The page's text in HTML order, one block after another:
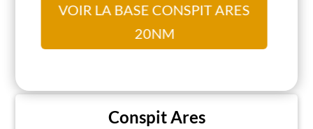
VOIR LA BASE CONSPIT ARES
20NM
Conspit Ares